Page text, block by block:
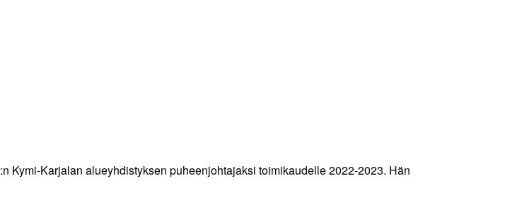
Kymi-Karjalan alueyhdistyksen puheenjohtajaksi toimikaudelle 2022-2023. Hän